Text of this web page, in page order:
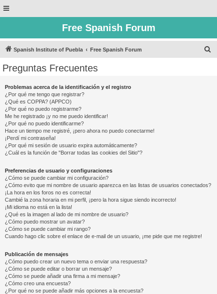
Free Spanish Forum
Spanish Institute of Puebla Free Spanish Forum
Preguntas Frecuentes
Problemas acerca de la identificación y el registro
¿Por qué me tengo que registrar?
¿Qué es COPPA? (APPCO)
¿Por qué no puedo registrarme?
Me he registrado ¡y no me puedo identificar!
¿Por qué no puedo identificarme?
Hace un tiempo me registré, ¡pero ahora no puedo conectarme!
¡Perdí mi contraseña!
¿Por qué mi sesión de usuario expira automáticamente?
¿Cuál es la función de "Borrar todas las cookies del Sitio"?
Preferencias de usuario y configuraciones
¿Cómo se puede cambiar mi configuración?
¿Cómo evito que mi nombre de usuario aparezca en las listas de usuarios conectados?
¡La hora en los foros no es correcta!
Cambié la zona horaria en mi perfil, ¡pero la hora sigue siendo incorrecto!
¡Mi idioma no está en la lista!
¿Qué es la imagen al lado de mi nombre de usuario?
¿Cómo puedo mostrar un avatar?
¿Cómo se puede cambiar mi rango?
Cuando hago clic sobre el enlace de e-mail de un usuario, ¡me pide que me registre!
Publicación de mensajes
¿Cómo puedo crear un nuevo tema o enviar una respuesta?
¿Cómo se puede editar o borrar un mensaje?
¿Cómo se puede añadir una firma a mi mensaje?
¿Cómo creo una encuesta?
¿Por qué no se puede añadir más opciones a la encuesta?